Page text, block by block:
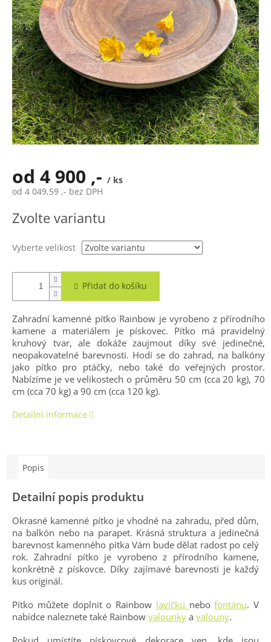
od 4 900 ,- / ks
od 4 049,59 ,- bez DPH
cena:
Zvolte variantu
Vyberte velikost
Přidat do košíku
Zahradní kamenné pítko Rainbow je vyrobeno z přírodního
kamene a materiálem je pískovec. Pítko má pravidelný
kruhový tvar, ale dokáže zaujmout díky své jedinečné,
neopakovatelné barevnosti. Hodí se do zahrad, na balkóny
jako pítko pro ptáčky, nebo také do veřejných prostor.
Nabízíme je ve velikostech o průměru 50 cm (cca 20 kg), 70
cm (cca 70 kg) a 90 cm (cca 120 kg).
Detailní informace
Popis
Detailní popis produktu
Okrasné kamenné pítko je vhodné na zahradu, před dům,
na balkón nebo na parapet. Krásná struktura a jedinečná
barevnost kamenného pítka Vám bude dělat radost po celý
rok. Zahradní pítko je vyrobeno z přírodního kamene,
konkrétně z pískovce. Díky zajímavé barevnosti je každý
kus originál.
Pítko můžete doplnit o Rainbow lavičku nebofontánu. V
nabídce naleznete také Rainbow valounky a valouny.